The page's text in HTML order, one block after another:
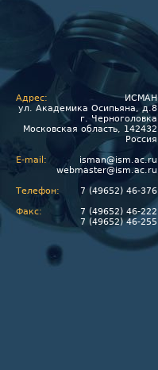
Адрес:
ИСМАН
ул. Академика Осипьяна, д.8
г. Черноголовка
Московская область, 142432
Россия
E-mail:
isman@ism.ac.ru
webmaster@ism.ac.ru
Телефон:
7 (49652) 46-376
Факс:
7 (49652) 46-222
7 (49652) 46-255